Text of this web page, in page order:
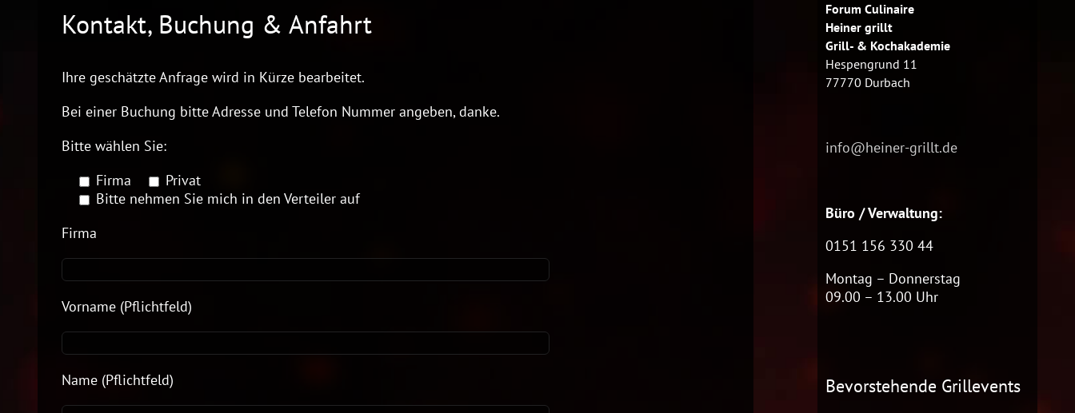
Kontakt, Buchung & Anfahrt
Ihre geschätzte Anfrage wird in Kürze bearbeitet.
Bei einer Buchung bitte Adresse und Telefon Nummer angeben, danke.
Bitte wählen Sie:
Firma
Privat
Bitte nehmen Sie mich in den Verteiler auf
Firma
Vorname (Pflichtfeld)
Name (Pflichtfeld)
Forum Culinaire
Heiner grillt
Grill- & Kochakademie
Hespengrund 11
77770 Durbach
info@heiner-grillt.de
Büro / Verwaltung:
0151 156 330 44
Montag – Donnerstag
09.00 – 13.00 Uhr
Bevorstehende Grillevents